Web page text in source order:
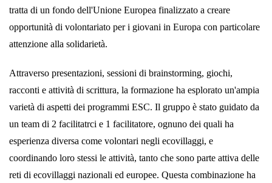
tratta di un fondo dell'Unione Europea finalizzato a creare
opportunità di volontariato per i giovani in Europa con particolare
attenzione alla solidarietà.
Attraverso presentazioni, sessioni di brainstorming, giochi,
racconti e attività di scrittura, la formazione ha esplorato un'ampia
varietà di aspetti dei programmi ESC. Il gruppo è stato guidato da
un team di 2 facilitatrci e 1 facilitatore, ognuno dei quali ha
esperienza diversa come volontari negli ecovillaggi, e
coordinando loro stessi le attività, tanto che sono parte attiva delle
reti di ecovillaggi nazionali ed europee. Questa combinazione ha